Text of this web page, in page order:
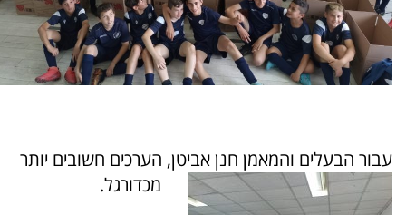
עבור הבעלים והמאמן חנן אביטן, הערכים חשובים יותר
מכדורגל.